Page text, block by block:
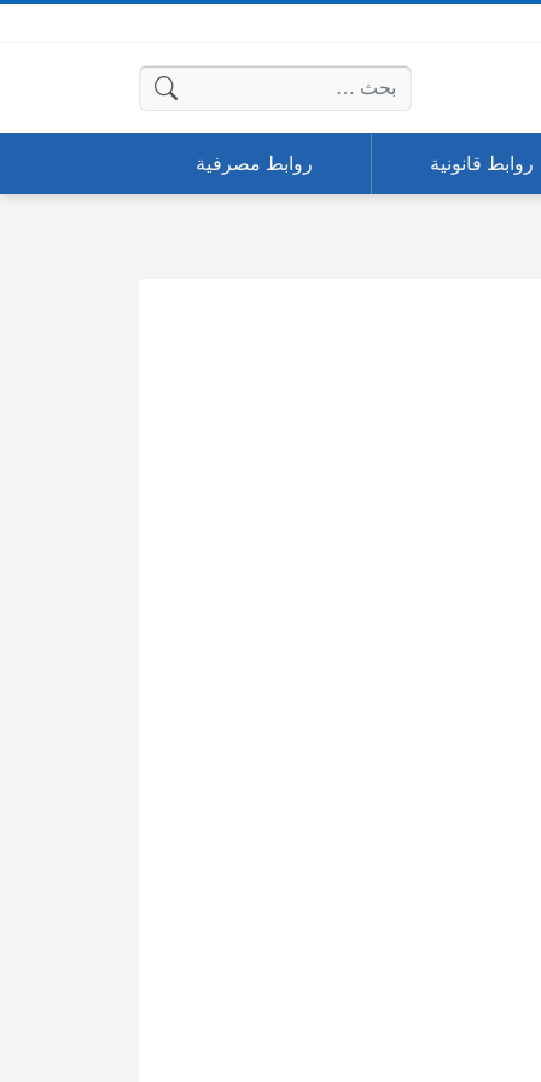
البحث عن:
روابط قانونية روابط مصرفية